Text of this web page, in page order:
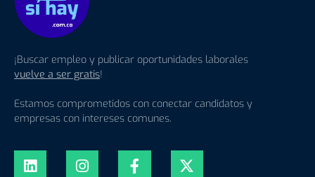
¡Buscar empleo y publicar oportunidades laborales
vuelve a ser gratis!
Estamos comprometidos con conectar candidatos y
empresas con intereses comunes.